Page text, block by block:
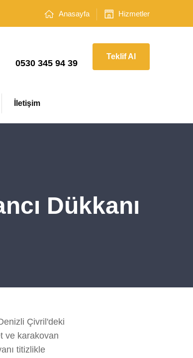
Anasayfa Hizmetler
0530 345 94 39
Teklif Al
İletişim
Dükkanı
Çivril'deki
ve karakovan
titizlikle